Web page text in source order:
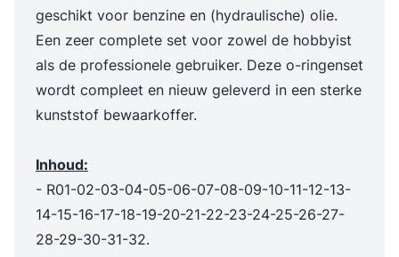
geschikt voor benzine en (hydraulische) olie.
Een zeer complete set voor zowel de hobbyist
als de professionele gebruiker. Deze o-ringenset
wordt compleet en nieuw geleverd in een sterke
kunststof bewaarkoffer.
Inhoud:
- R01-02-03-04-05-06-07-08-09-10-11-12-13-
14-15-16-17-18-19-20-21-22-23-24-25-26-27-
28-29-30-31-32.